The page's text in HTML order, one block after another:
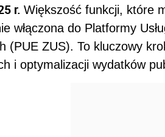
r. Większość funkcji, które
włączona do Platformy
(PUE ZUS). To kluczowy
i optymalizacji wydatków